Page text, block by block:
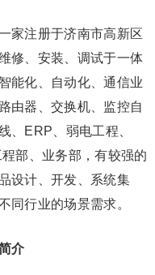
注册于济南市高新区
修、安装、调试于一体
能化、自动化、通信业
由器、交换机、监控自
、ERP、弱电工程、
部、业务部，有较强的
设计、开发、系统集
同行业的场景需求。
介